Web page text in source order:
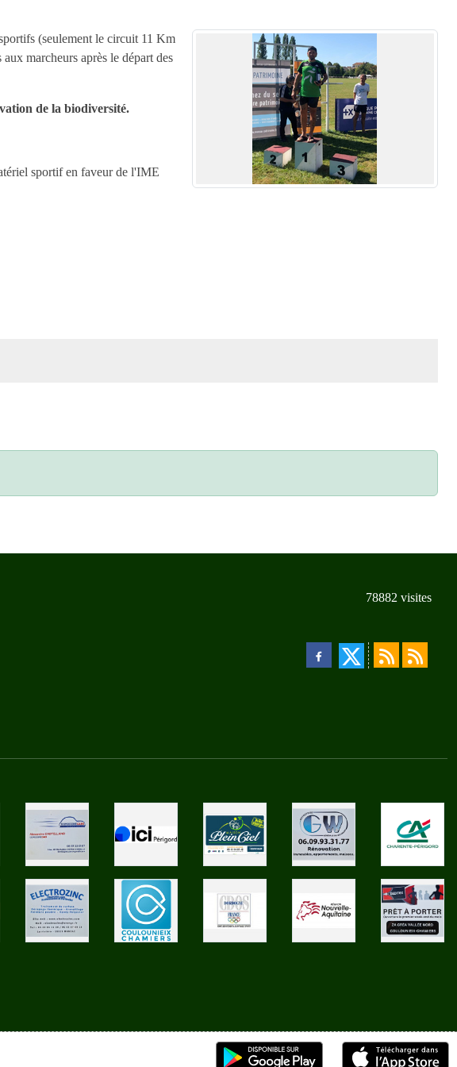
(seulement le circuit 11 Km
marcheurs après le départ des
de la biodiversité.
sportif en faveur de l'IME
78882 visites